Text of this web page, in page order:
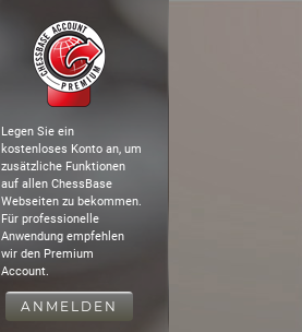
Legen Sie ein
kostenloses Konto an, um
zusätzliche Funktionen
auf allen ChessBase
Webseiten zu bekommen.
Für professionelle
Anwendung empfehlen
wir den Premium
Account.
ANMELDEN